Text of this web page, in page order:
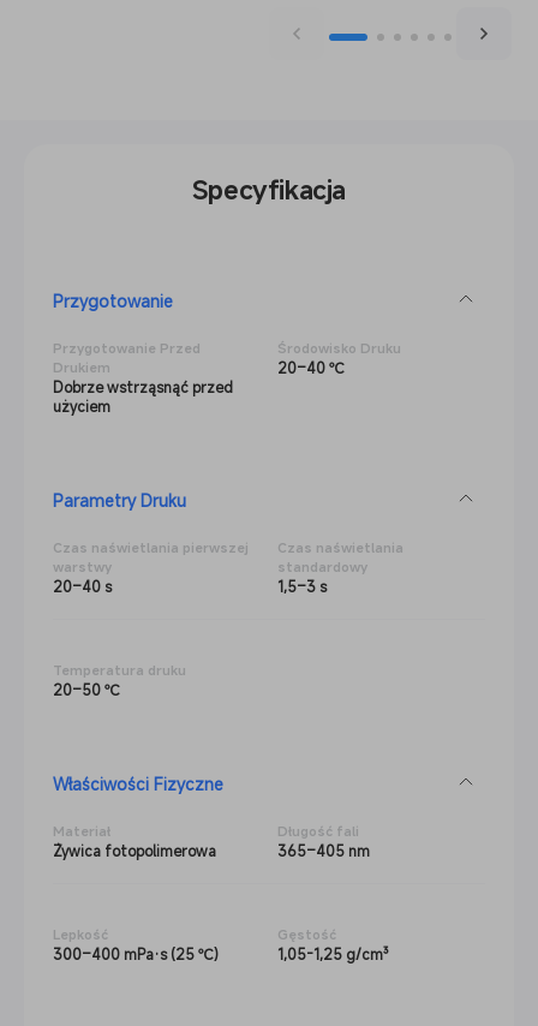
Specyfikacja
Przygotowanie
Przygotowanie Przed
Drukiem
Dobrze wstrząsnąć przed
użyciem
Środowisko Druku
20–40 ℃
Parametry Druku
Czas naświetlania pierwszej
warstwy
20–40 s
Czas naświetlania
standardowy
1,5–3 s
Temperatura druku
20–50 ℃
Właściwości Fizyczne
Materiał
Żywica fotopolimerowa
Długość fali
365–405 nm
Lepkość
300–400 mPa·s (25 ℃)
Gęstość
1,05-1,25 g/cm³